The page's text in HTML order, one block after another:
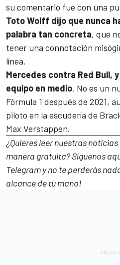
su comentario fue con una
Toto Wolff dijo que nunca
palabra tan concreta, que
tener una connotación
línea.
Mercedes contra Red Bull,
equipo en medio. No es un
Fórmula 1 después de 2021,
piloto en la escudería de
Max Verstappen.
¿Quieres leer nuestras
manera gratuita? Síguenos
Telegramy no te perderás
alcance de tu mano!